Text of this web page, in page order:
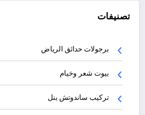
تصنيفات
برجولات حدائق الرياض
بيوت شعر وخيام
تركيب ساندوتش بنل